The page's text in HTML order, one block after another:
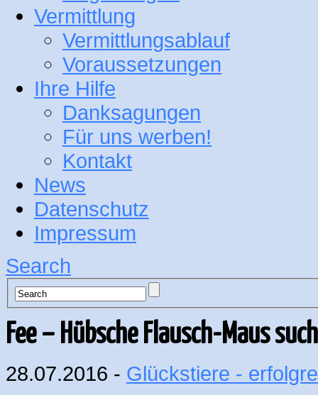
Vermittlung
Vermittlungsablauf
Voraussetzungen
Ihre Hilfe
Danksagungen
Für uns werben!
Kontakt
News
Datenschutz
Impressum
Search
Fee – Hübsche Flausch-Maus
28.07.2016 - Glückstiere -